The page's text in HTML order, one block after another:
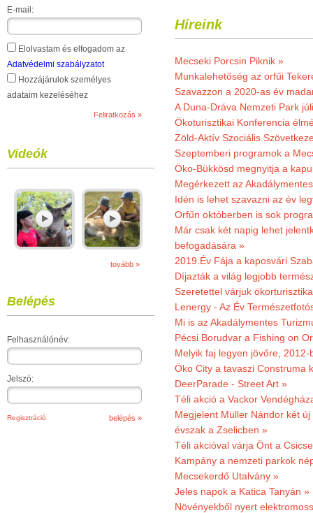
E-mail:
Elolvastam és elfogadom az
Adatvédelmi szabályzatot
Hozzájárulok személyes
adataim kezeléséhez
Videók
tovább »
Belépés
Felhasználónév:
Jelszó:
Regisztráció
Híreink
Mecseki Porcsin Piknik »
Munkalehetőség az orfűi
Szavazzon a 2020-as év
A Duna-Dráva Nemzeti Park
Ökoturisztikai Konferencia
Zöld-Aktív Szociális
Szeptemberi programok a
Öko-Bükkösd megnyitja a
Megérkezett az
Idén is lehet szavazni az év
Orfűn októberben is sok
Már csak két napig lehet
befogadására »
2019.Év Fája a kaposvári
Díjazták a világ legjobb
Szeretettel várjuk
Lenergy - Az Év
Mi is az Akadálymentes
Pécsi Borudvar a Fishing on
Melyik faj legyen jövőre,
Öko City a tavaszi Construma
DeerParade - Street Art »
Téli akció a Vackor
Megjelent Müller Nándor két
évszak a Zselicben »
Téli akcióval várja Önt a
Kampány a nemzeti parkok
Mecsekerdő Utalvány »
Jeles napok a Katica Tanyán »
Növényekből nyert